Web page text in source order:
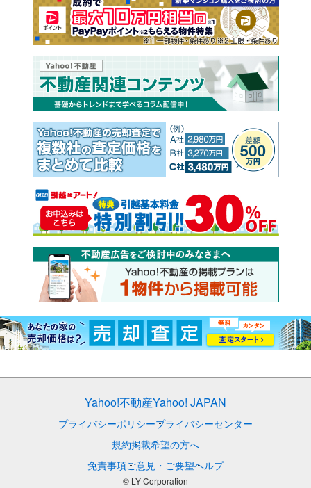
Yahoo!不動産Yahoo! JAPAN
プライバシーポリシープライバシーセンター
規約掲載希望の方へ
免責事項ご意見・ご要望ヘルプ
© LY Corporation